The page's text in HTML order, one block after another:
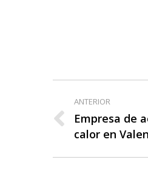
entre
ANTERIOR
Publicación
anterior:
Empresa de
calor en